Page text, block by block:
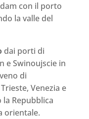
con il porto
la valle del
dai porti di
e Swinoujscie in
di
Venezia e
Repubblica
orientale.